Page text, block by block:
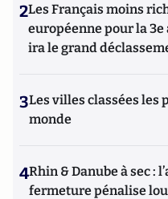
2Les Français moins
européenne pour la
ira le grand
3Les villes classées les
monde
4Rhin & Danube à sec :
fermeture pénalise